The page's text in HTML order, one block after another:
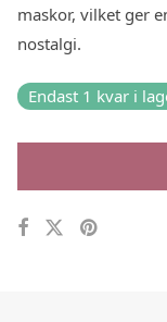
maskor, vilket ger
nostalgi.
Endast 1 kvar i